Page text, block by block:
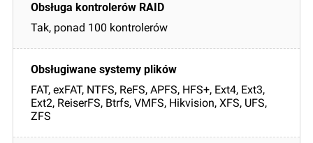
Tak, ponad 100 kontrolerów
FAT, exFAT, NTFS, ReFS, APFS, HFS+, Ext4, Ext3,
Ext2, ReiserFS, Btrfs, VMFS, Hikvision, XFS, UFS,
ZFS